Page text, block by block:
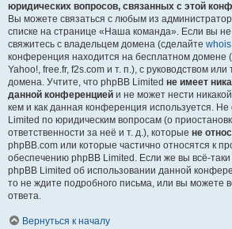
юридических вопросов, связанных с этой
Вы можете связаться с любым из
списке на странице «Наша команда». Если вы
свяжитесь с владельцем домена (сделайте
конференция находится на бесплатном домене
Yahoo!, free.fr, f2s.com и т. п.), с руководством
домена. Учтите, что phpBB Limited не имеет
данной конференцией и не может нести
кем и как данная конференция используется.
Limited по юридическим вопросам (о
ответственности за неё и т. д.), которые не
phpBB.com или которые частично относятся к
обеспечению phpBB Limited. Если же вы всё-
phpBB Limited об использовании данной
то не ждите подробного письма, или вы можете
ответа.
Вернуться к началу